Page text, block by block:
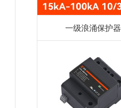
一级浪涌保护器